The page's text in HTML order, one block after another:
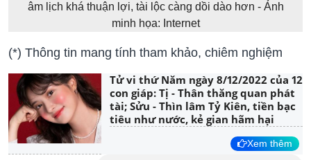
âm lịch khá thuận lợi, tài lộc càng dồi dào hơn - Ảnh
minh họa: Internet
(*) Thông tin mang tính tham khảo, chiêm nghiệm
Tử vi thứ Năm ngày 8/12/2022 của 12
con giáp: Tị - Thân thăng quan phát
tài; Sửu - Thìn lâm Tỷ Kiên, tiền bạc
tiêu như nước, kẻ gian hãm hại
Xem thêm